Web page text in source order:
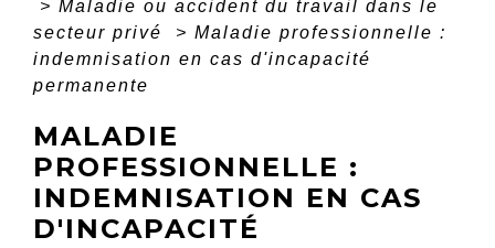
> Maladie ou accident du travail dans le
secteur privé
> Maladie professionnelle :
indemnisation en cas d'incapacité
permanente
MALADIE
PROFESSIONNELLE :
INDEMNISATION EN CAS
D'INCAPACITÉ